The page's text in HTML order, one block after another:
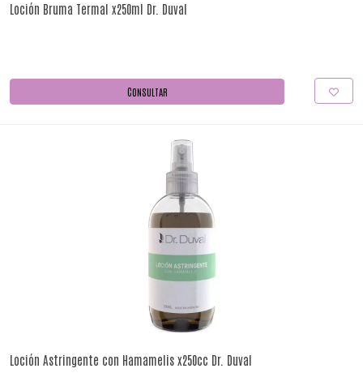
Loción Bruma Termal x250ml Dr. Duval
CONSULTAR
Loción Astringente con Hamamelis x250cc Dr. Duval